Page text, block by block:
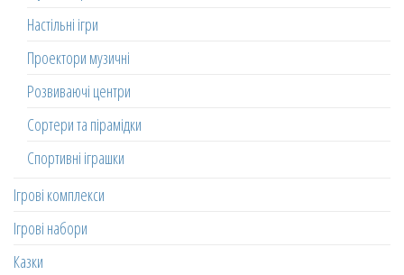
Настільні ігри
Проектори музичні
Розвиваючі центри
Сортери та пірамідки
Спортивні іграшки
Ігрові комплекси
Ігрові набори
Казки